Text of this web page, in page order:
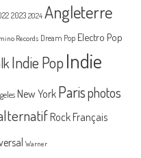
2023 2024 Angleterre
Records Dream Pop Electro Pop
Indie PopIndie
New York Parisphotos
Rock Français
Warner